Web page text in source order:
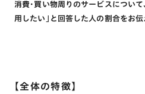
消費･買い物周りのサービスについ
用したい｣と回答した人の割合をお伝
【全体の特徴】